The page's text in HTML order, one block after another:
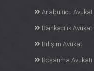
Arabulucu Avukat
Bankacılık Avukatı
Bilişim Avukatı
Boşanma Avukatı